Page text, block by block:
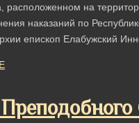
расположенном на
наказаний по
епископ Елабужский